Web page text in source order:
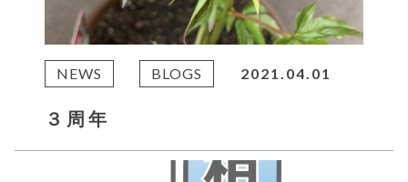
NEWS BLOGS 2021.04.01
３周年